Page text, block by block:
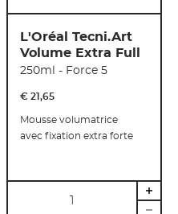
L'Oréal Tecni.Art
Volume Extra Full
250ml - Force 5
€ 21 ,65
Mousse volumatrice
avec fixation extra forte